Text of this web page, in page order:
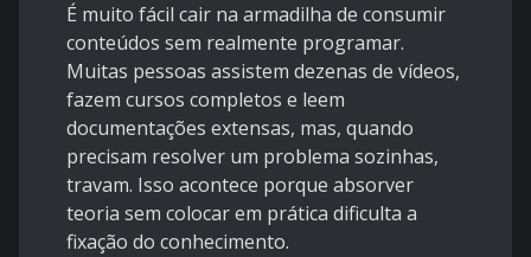
É muito fácil cair na armadilha de consumir
conteúdos sem realmente programar.
Muitas pessoas assistem dezenas de vídeos,
fazem cursos completos e leem
documentações extensas, mas, quando
precisam resolver um problema sozinhas,
travam. Isso acontece porque absorver
teoria sem colocar em prática dificulta a
fixação do conhecimento.